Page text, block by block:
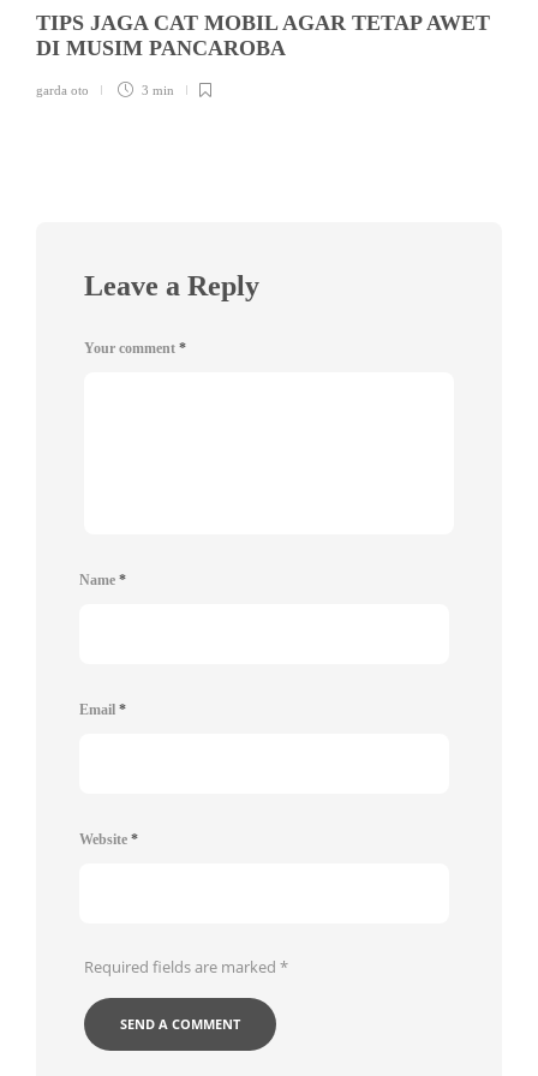
TIPS JAGA CAT MOBIL AGAR TETAP AWET
DI MUSIM PANCAROBA
garda oto 3 min
Leave a Reply
Your comment *
Name *
Email *
Website *
Required fields are marked *